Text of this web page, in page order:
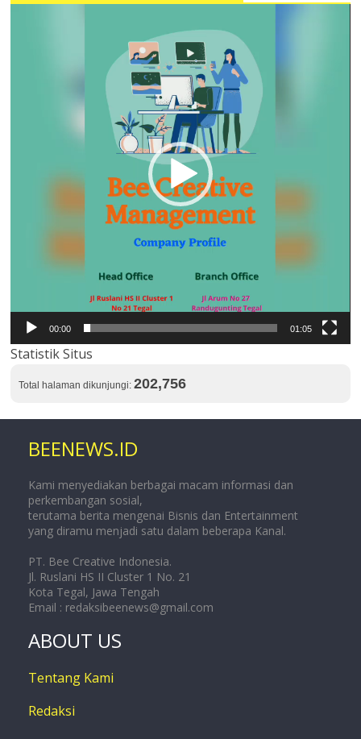
00:00 01:05
Statistik Situs
Total halaman dikunjungi:202,756
BEENEWS.ID
Kami menyediakan berbagai macam informasi dan
perkembangan sosial,
terutama berita mengenai Bisnis dan Entertainment
yang diramu menjadi satu dalam beberapa Kanal.
PT. Bee Creative Indonesia.
Jl. Ruslani HS II Cluster 1 No. 21
Kota Tegal, Jawa Tengah
Email : redaksibeenews@gmail.com
ABOUT US
Tentang Kami
Redaksi